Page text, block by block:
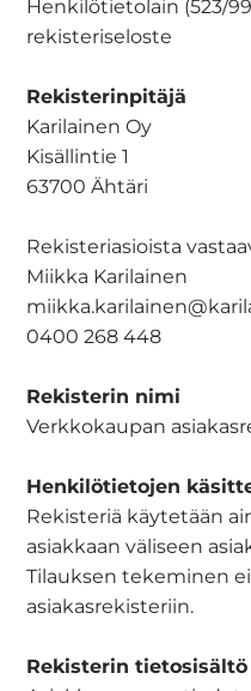
Henkilötietolain (523/
rekisteriseloste
Rekisterinpitäjä
Karilainen Oy
Kisällintie 1
63700 Ähtäri
Rekisteriasioista
Miikka Karilainen
0400 268 448
Rekisterin nimi
Verkkokaupan
Henkilötietojen
Rekisteriä käytetään
asiakkaan väliseen
Tilauksen tekeminen
asiakasrekisteriin.
Rekisterin tietosisältö